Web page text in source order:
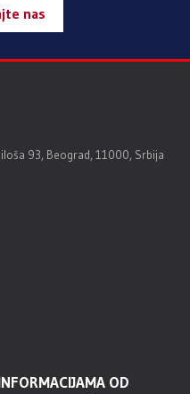
nas
93, Beograd, 11000, Srbija
OD